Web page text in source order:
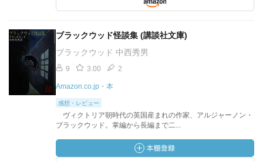
ブラックウッド怪談集 (講談社文庫)
ブラックウッド 中西秀男
9 3.00 2
Amazon.co.jp・本
感想・レビュー
ヴィクトリア朝時代の英国産まれの作家、アルジャーノン・
ブラックウッド。掌編から長編まで二...